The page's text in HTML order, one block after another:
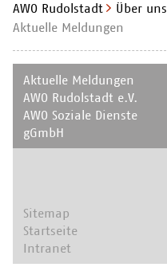
AWO Rudolstadt Über uns
Aktuelle Meldungen
Navigation
überspringen
Aktuelle Meldungen
AWO Rudolstadt e.V.
AWO Soziale Dienste
gGmbH
Navigation
überspringen
Sitemap
Startseite
Intranet